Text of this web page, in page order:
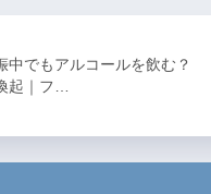
中でもアルコールを飲む？
起｜フ…